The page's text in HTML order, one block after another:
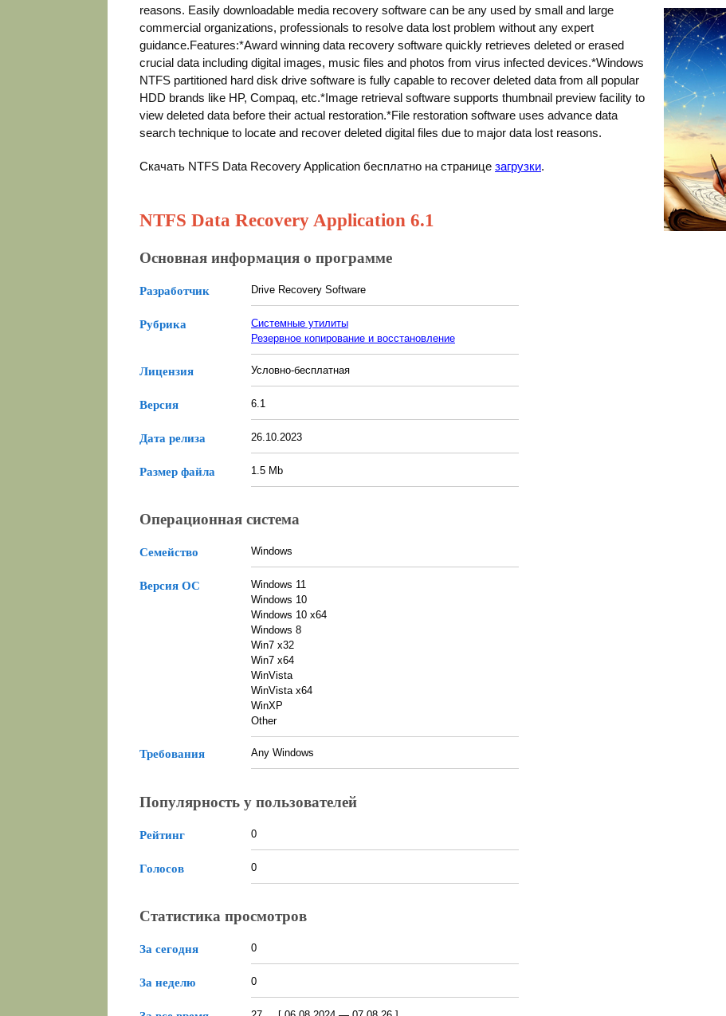
reasons. Easily downloadable media recovery software can be any used by small and large
commercial organizations, professionals to resolve data lost problem without any expert
guidance.Features:*Award winning data recovery software quickly retrieves deleted or erased
crucial data including digital images, music files and photos from virus infected devices.*Windows
NTFS partitioned hard disk drive software is fully capable to recover deleted data from all popular
HDD brands like HP, Compaq, etc.*Image retrieval software supports thumbnail preview facility to
view deleted data before their actual restoration.*File restoration software uses advance data
search technique to locate and recover deleted digital files due to major data lost reasons.
Скачать NTFS Data Recovery Application бесплатно на странице загрузки.
NTFS Data Recovery Application 6.1
Основная информация о программе
Разработчик Drive Recovery Software
Рубрика
Системные утилиты
Резервное копирование и восстановление
Лицензия Условно-бесплатная
Версия 6.1
Дата релиза 26.10.2023
Размер файла 1.5 Mb
Операционная система
Семейство Windows
Версия ОС
Windows 11
Windows 10
Windows 10 x64
Windows 8
Win7 x32
Win7 x64
WinVista
WinVista x64
WinXP
Other
Требования Any Windows
Популярность у пользователей
Рейтинг 0
Голосов 0
Статистика просмотров
За сегодня 0
За неделю 0